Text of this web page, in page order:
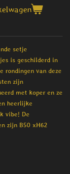
setje
is geschilderd in
rondingen van deze
zijn
met koper en ze
heerlijke
vibe! De
zijn B50 xH62